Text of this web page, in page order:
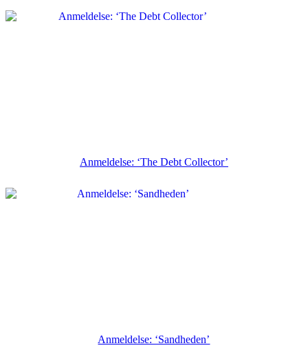
Anmeldelse: ‘The Debt Collector’
Anmeldelse: ‘Sandheden’